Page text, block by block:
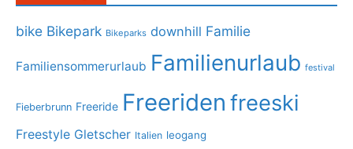
bike Bikepark Bikeparks downhill Familie
Familiensommerurlaub Familienurlaub festival
Fieberbrunn Freeride Freeriden freeski
Freestyle Gletscher Italien leogang